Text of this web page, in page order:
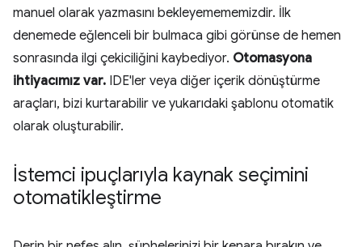
manuel olarak yazmasını bekleyemememizdir. İlk
denemede eğlenceli bir bulmaca gibi görünse de hemen
sonrasında ilgi çekiciliğini kaybediyor. Otomasyona
ihtiyacımız var. IDE'ler veya diğer içerik dönüştürme
araçları, bizi kurtarabilir ve yukarıdaki şablonu otomatik
olarak oluşturabilir.
İstemci ipuçlarıyla kaynak seçimini
otomatikleştirme